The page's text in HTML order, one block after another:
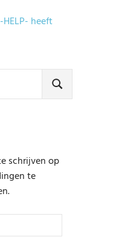
heeft
SEARCH
schrijven op
te